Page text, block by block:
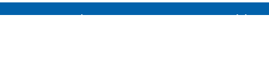
Assistance Juridique